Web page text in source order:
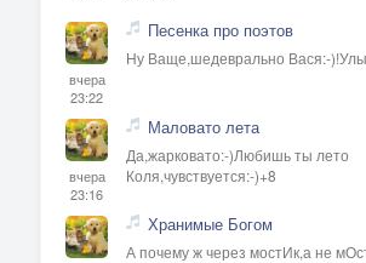
вчера
23:22
Песенка про поэтов
Ну Ваще,шедеврально Вася:-
вчера
23:16
Маловато лета
Да,жарковато:-)Любишь ты лето
Коля,чувствуется:-)+8
Хранимые Богом
А почему ж через мостИк,а не